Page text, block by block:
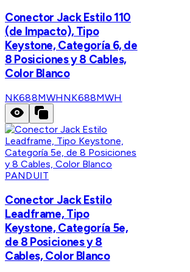
Conector Jack Estilo 110
(de Impacto), Tipo
Keystone, Categoría 6, de
8 Posiciones y 8 Cables,
Color Blanco
NK688MWHNK688MWH
PANDUIT
Conector Jack Estilo
Leadframe, Tipo
Keystone, Categoría 5e,
de 8 Posiciones y 8
Cables, Color Blanco